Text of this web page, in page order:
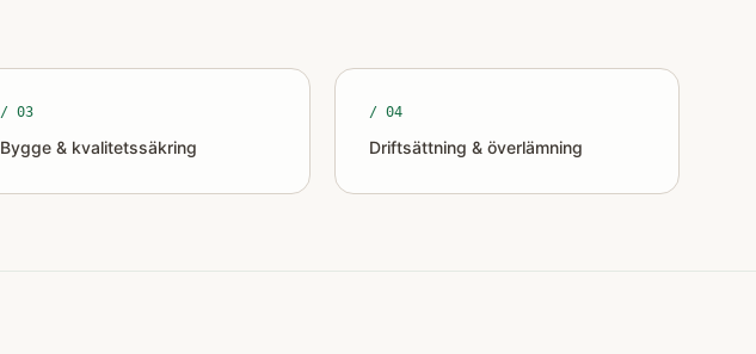
/ 03
Bygge & kvalitetssäkring
/ 04
Driftsättning & överlämning